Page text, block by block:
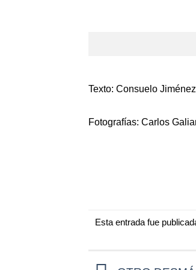
Texto: Consuelo
Fotografías: Carlos
Esta entrada fue